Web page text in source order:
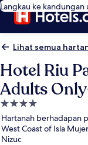
Langkau ke kandungan
Lihat semua
Hotel Riu
Adults
Hartanah
4.0
bintang
Hartanah berhadapan
West Coast of Isla
Nizuc